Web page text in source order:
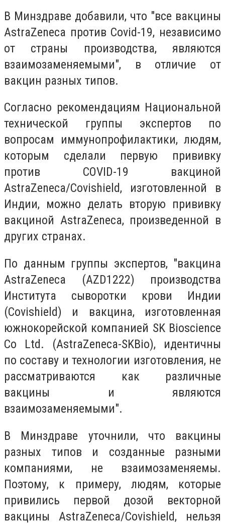
В Минздраве добавили, что "все вакцины
AstraZeneca против Covid-19, независимо
от страны производства, являются
взаимозаменяемыми", в отличие от
вакцин разных типов.
Согласно рекомендациям Национальной
технической группы экспертов по
вопросам иммунопрофилактики, людям,
которым сделали первую прививку
против COVID-19 вакциной
AstraZeneca/Covishield, изготовленной в
Индии, можно делать вторую прививку
вакциной AstraZeneca, произведенной в
других странах.
По данным группы экспертов, "вакцина
AstraZeneca (AZD1222) производства
Института сыворотки крови Индии
(Covishield) и вакцина, изготовленная
южнокорейской компанией SK Bioscience
Co Ltd. (AstraZeneca-SKBio), идентичны
по составу и технологии изготовления, не
рассматриваются как различные
вакцины и являются
взаимозаменяемыми".
В Минздраве уточнили, что вакцины
разных типов и созданные разными
компаниями, не взаимозаменяемы.
Поэтому, к примеру, людям, которые
привились первой дозой векторной
вакцины AstraZeneca/Covishield, нельзя